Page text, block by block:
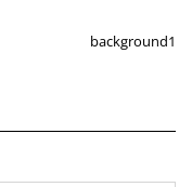
background1